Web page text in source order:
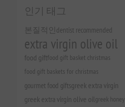
인기 태그
본질적인 dentist recommended
extra virgin olive oil
food giftfood gift basket christmas
food gift baskets for christmas
gourmet food giftsgreek extra virgin
greek extra virgin olive oilgreek honey